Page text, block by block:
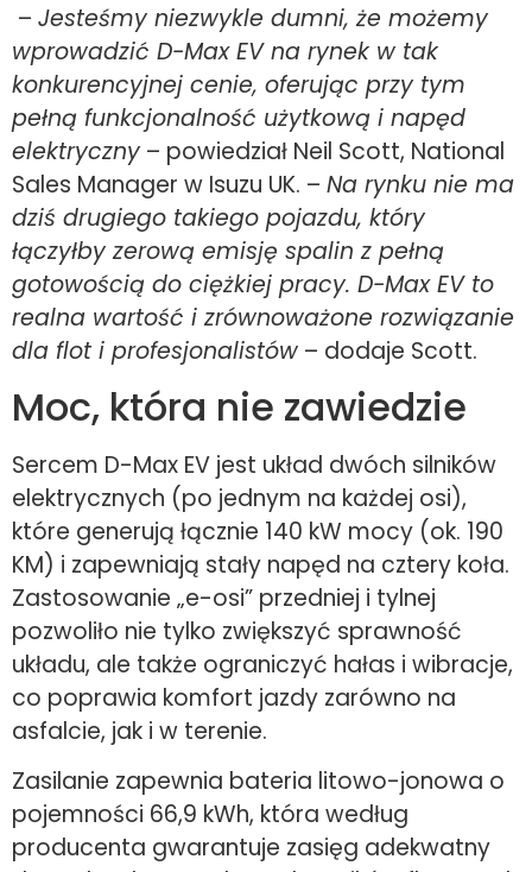
– Jesteśmy niezwykle dumni, że możemy
wprowadzić D-Max EV na rynek w tak
konkurencyjnej cenie, oferując przy tym
pełną funkcjonalność użytkową i napęd
elektryczny – powiedział Neil Scott, National
Sales Manager w Isuzu UK. – Na rynku nie ma
dziś drugiego takiego pojazdu, który
łączyłby zerową emisję spalin z pełną
gotowością do ciężkiej pracy. D-Max EV to
realna wartość i zrównoważone rozwiązanie
dla flot i profesjonalistów – dodaje Scott.
Moc, która nie zawiedzie
Sercem D-Max EV jest układ dwóch silników
elektrycznych (po jednym na każdej osi),
które generują łącznie 140 kW mocy (ok. 190
KM) i zapewniają stały napęd na cztery koła.
Zastosowanie „e-osi” przedniej i tylnej
pozwoliło nie tylko zwiększyć sprawność
układu, ale także ograniczyć hałas i wibracje,
co poprawia komfort jazdy zarówno na
asfalcie, jak i w terenie.
Zasilanie zapewnia bateria litowo-jonowa o
pojemności 66,9 kWh, która według
producenta gwarantuje zasięg adekwatny